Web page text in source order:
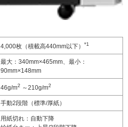
4,000枚（積載高440mm以下） *1
最大：340mm×465mm、最小：
90mm×148mm
46g/m2 ～210g/m2
手動2段階（標準/厚紙）
用紙切れ：自動下降